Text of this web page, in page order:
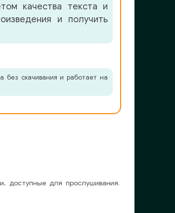
качества текста и
и получить
без скачивания и работает на
доступные для прослушивания.